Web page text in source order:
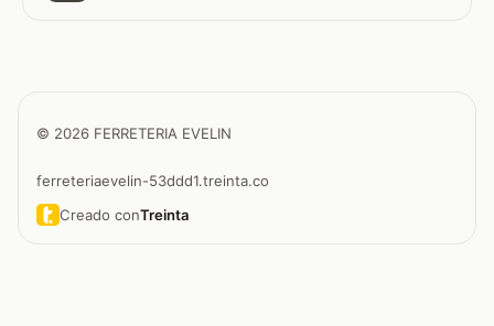
© 2026 FERRETERIA EVELIN
ferreteriaevelin-53ddd1.treinta.co
Creado conTreinta